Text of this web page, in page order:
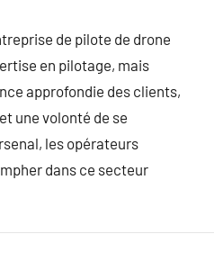
de pilote de drone
en pilotage, mais
approfondie des clients,
une volonté de se
les opérateurs
dans ce secteur